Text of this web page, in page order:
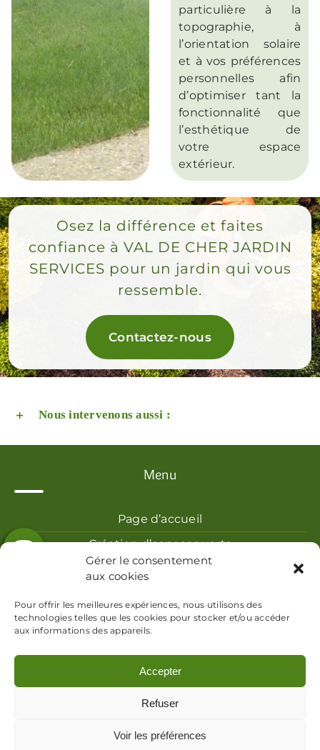
Gérer le consentement
aux cookies
Pour offrir les meilleures expériences, nous utilisons des
technologies telles que les cookies pour stocker et/ou accéder
aux informations des appareils.
Accepter
Refuser
Voir les préférences
particulière à la
topographie, à
l’orientation solaire
et à vos préférences
personnelles afin
d’optimiser tant la
fonctionnalité que
l’esthétique de
votre espace
extérieur.
Osez la différence et faites
confiance à VAL DE CHER JARDIN
SERVICES pour un jardin qui vous
ressemble.
Contactez-nous
Nous intervenons aussi :
Menu
Page d’accueil
Création d’espaces verts
Entretien d’espaces verts
Contact
Bruno Reboussin Paysagiste
Politique de confidentialité